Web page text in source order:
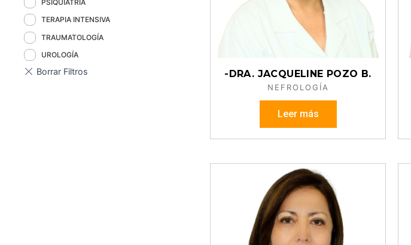
PSIQUIATRÍA
TERAPIA INTENSIVA
TRAUMATOLOGÍA
UROLOGÍA
-DRA. JACQUELINE POZO B.
NEFROLOGÍA
Leer más